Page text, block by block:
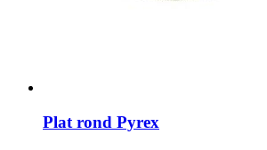
Plat rond Pyrex